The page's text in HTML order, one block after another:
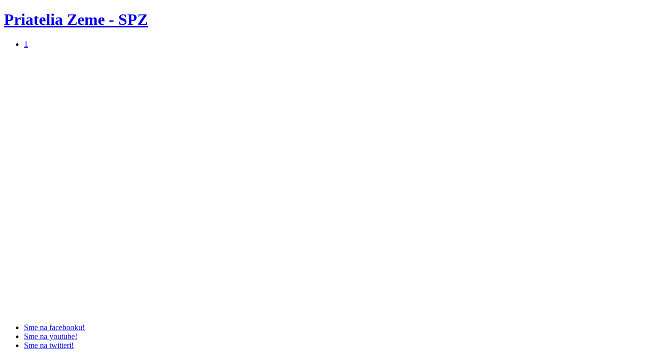
Priatelia Zeme - SPZ
1
Sme na facebooku!
Sme na youtube!
Sme na twitteri!